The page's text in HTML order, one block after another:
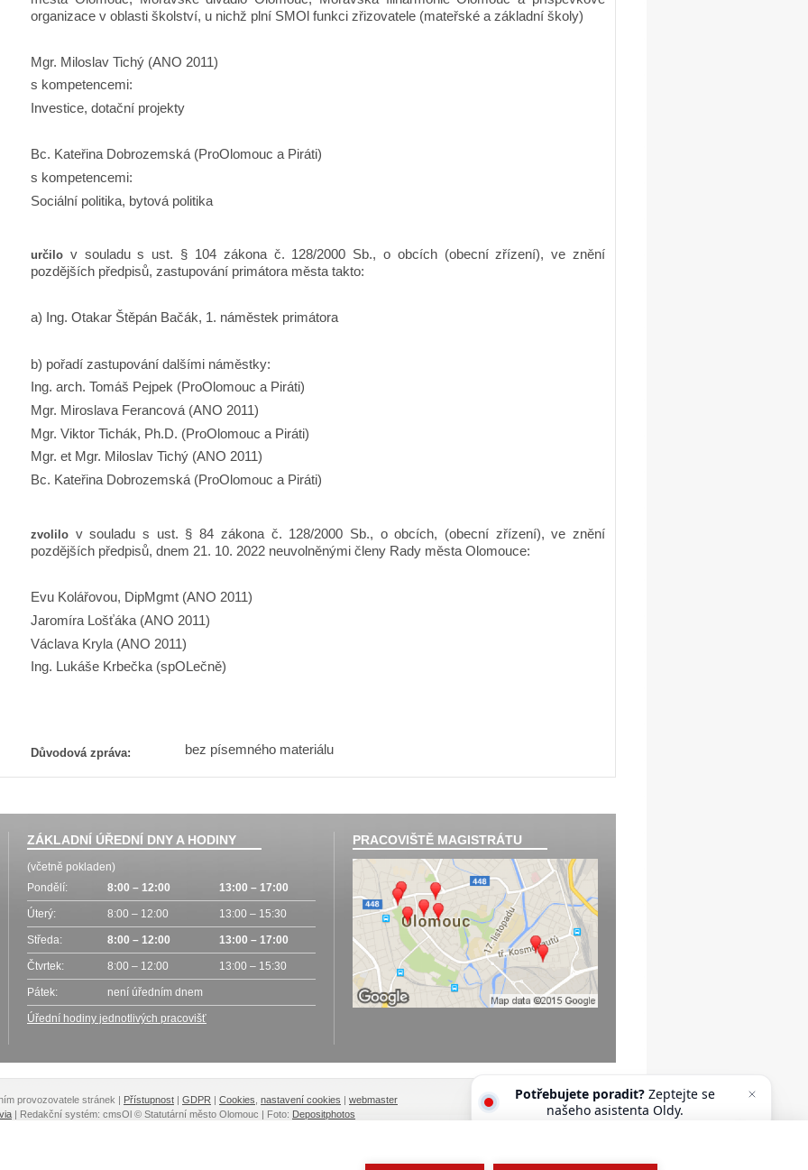
organizace v oblasti školství, u nichž plní SMOl funkci zřizovatele (mateřské a základní školy)
Mgr. Miloslav Tichý (ANO 2011)
s kompetencemi:
Investice, dotační projekty
Bc. Kateřina Dobrozemská (ProOlomouc a Piráti)
s kompetencemi:
Sociální politika, bytová politika
určilo v souladu s ust. § 104 zákona č. 128/2000 Sb., o obcích (obecní zřízení), ve znění
pozdějších předpisů, zastupování primátora města takto:
a) Ing. Otakar Štěpán Bačák, 1. náměstek primátora
b) pořadí zastupování dalšími náměstky:
Ing. arch. Tomáš Pejpek (ProOlomouc a Piráti)
Mgr. Miroslava Ferancová (ANO 2011)
Mgr. Viktor Tichák, Ph.D. (ProOlomouc a Piráti)
Mgr. et Mgr. Miloslav Tichý (ANO 2011)
Bc. Kateřina Dobrozemská (ProOlomouc a Piráti)
zvolilo v souladu s ust. § 84 zákona č. 128/2000 Sb., o obcích, (obecní zřízení), ve znění
pozdějších předpisů, dnem 21. 10. 2022 neuvolněnými členy Rady města Olomouce:
Evu Kolářovou, DipMgmt (ANO 2011)
Jaromíra Lošťáka (ANO 2011)
Václava Kryla (ANO 2011)
Ing. Lukáše Krbečka (spOLečně)
Důvodová zpráva: bez písemného materiálu
ZÁKLADNÍ ÚŘEDNÍ DNY A HODINY
(včetně pokladen)
Pondělí:
8:00 – 12:00 13:00 – 17:00
Úterý: 8:00 – 12:00 13:00 – 15:30
Středa: 8:00 – 12:00 13:00 – 17:00
Čtvrtek: 8:00 – 12:00 13:00 – 15:30
Pátek: není úředním dnem
Úřední hodiny jednotlivých pracovišť
PRACOVIŠTĚ MAGISTRÁTU
provozovatele stránek | Přístupnost | GDPR | Cookies nastavení cookies | webmaster
| Redakční systém: cmsOl © Statutární město Olomouc | Foto: Depositphotos
Potřebujete poradit? Zeptejte se
našeho asistenta Oldy.